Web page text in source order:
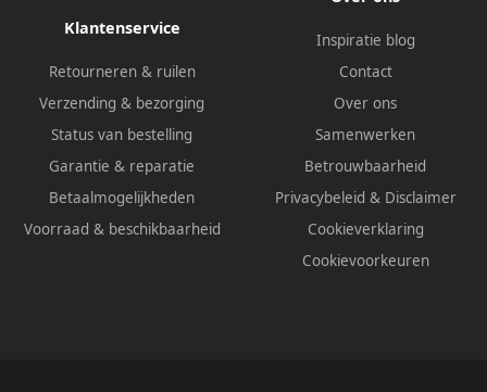
Klantenservice
Retourneren & ruilen
Verzending & bezorging
Status van bestelling
Garantie & reparatie
Betaalmogelijkheden
Voorraad & beschikbaarheid
Inspiratie blog
Contact
Over ons
Samenwerken
Betrouwbaarheid
Privacybeleid & Disclaimer
Cookieverklaring
Cookievoorkeuren